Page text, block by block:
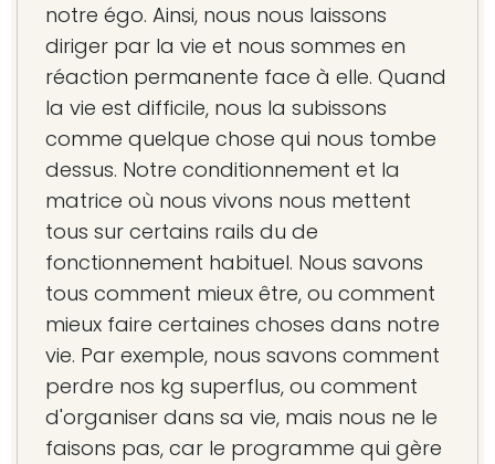
notre égo. Ainsi, nous nous laissons
diriger par la vie et nous sommes en
réaction permanente face à elle. Quand
la vie est difficile, nous la subissons
comme quelque chose qui nous tombe
dessus. Notre conditionnement et la
matrice où nous vivons nous mettent
tous sur certains rails du de
fonctionnement habituel. Nous savons
tous comment mieux être, ou comment
mieux faire certaines choses dans notre
vie. Par exemple, nous savons comment
perdre nos kg superflus, ou comment
d'organiser dans sa vie, mais nous ne le
faisons pas, car le programme qui gère